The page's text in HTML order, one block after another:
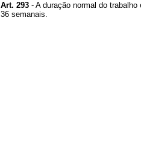
Art. 293 - A duração normal do
36 semanais.